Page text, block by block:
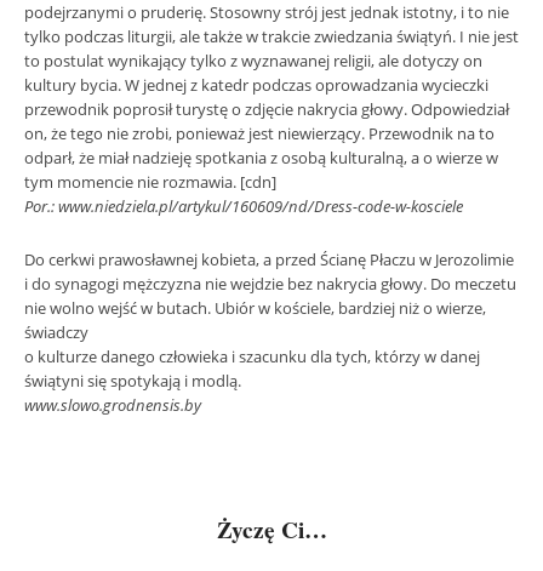
podejrzanymi o pruderię. Stosowny strój jest jednak istotny, i to nie
tylko podczas liturgii, ale także w trakcie zwiedzania świątyń. I nie jest
to postulat wynikający tylko z wyznawanej religii, ale dotyczy on
kultury bycia. W jednej z katedr podczas oprowadzania wycieczki
przewodnik poprosił turystę o zdjęcie nakrycia głowy. Odpowiedział
on, że tego nie zrobi, ponieważ jest niewierzący. Przewodnik na to
odparł, że miał nadzieję spotkania z osobą kulturalną, a o wierze w
tym momencie nie rozmawia. [cdn]
Por.: www.niedziela.pl/artykul/160609/nd/Dress-code-w-kosciele
Do cerkwi prawosławnej kobieta, a przed Ścianę Płaczu w Jerozolimie
i do synagogi mężczyzna nie wejdzie bez nakrycia głowy. Do meczetu
nie wolno wejść w butach. Ubiór w kościele, bardziej niż o wierze,
świadczy
o kulturze danego człowieka i szacunku dla tych, którzy w danej
świątyni się spotykają i modlą.
www.slowo.grodnensis.by
Życzę Ci…